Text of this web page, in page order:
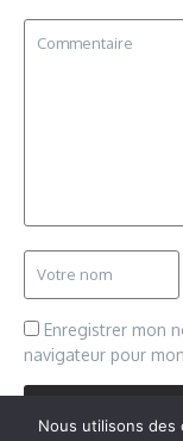
Enregistrer mon
navigateur pour
Nous utilisons des